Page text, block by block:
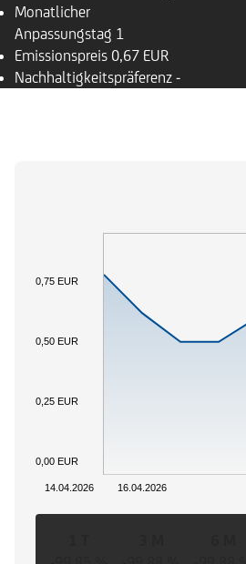
Monatlicher
Anpassungstag 1
Emissionspreis 0,67 EUR
Nachhaltigkeitspräferenz -
16.04.2026
14.04.2026
0,00 EUR
0,25 EUR
0,50 EUR
0,75 EUR